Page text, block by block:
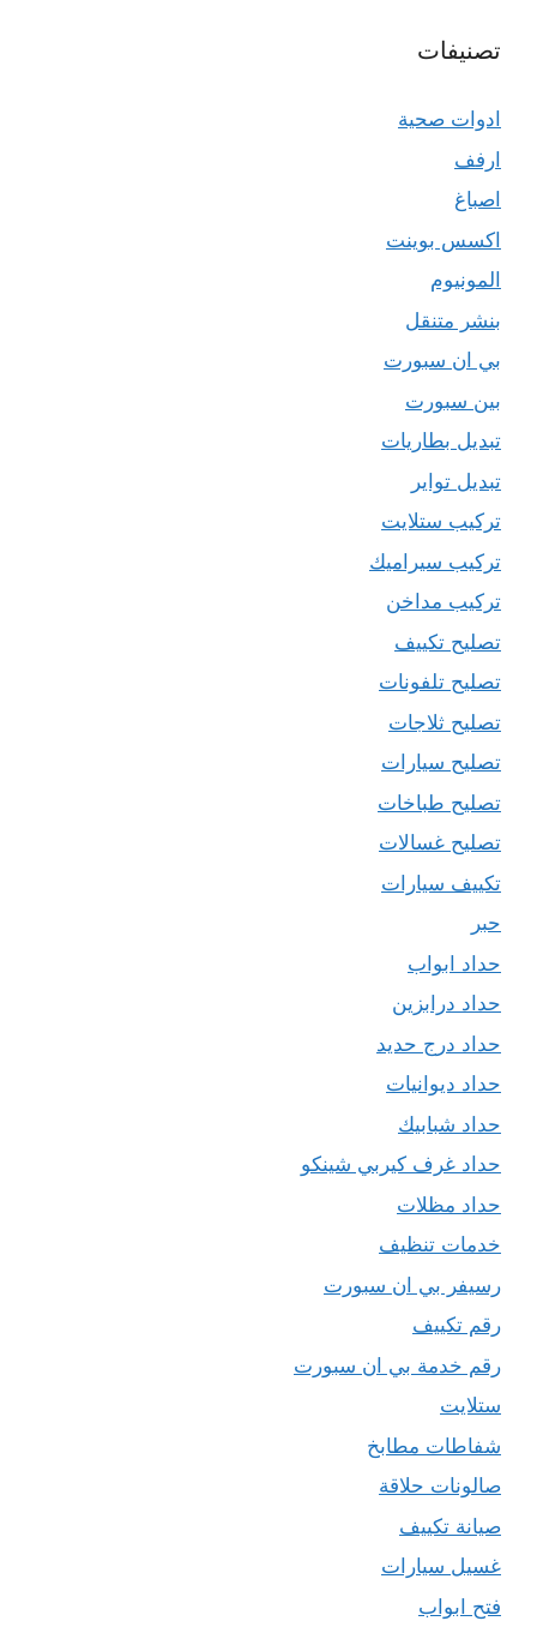
تصنيفات
ادوات صحية
ارفف
اصباغ
اكسس بوينت
المونيوم
بنشر متنقل
بي ان سبورت
بين سبورت
تبديل بطاريات
تبديل تواير
تركيب ستلايت
تركيب سيراميك
تركيب مداخن
تصليح تكييف
تصليح تلفونات
تصليح ثلاجات
تصليح سيارات
تصليح طباخات
تصليح غسالات
تكييف سيارات
حبر
حداد ابواب
حداد درابزين
حداد درج حديد
حداد ديوانيات
حداد شبابيك
حداد غرف كيربي شينكو
حداد مظلات
خدمات تنظيف
رسيفر بي ان سبورت
رقم تكييف
رقم خدمة بي ان سبورت
ستلايت
شفاطات مطابخ
صالونات حلاقة
صيانة تكييف
غسيل سيارات
فتح ابواب